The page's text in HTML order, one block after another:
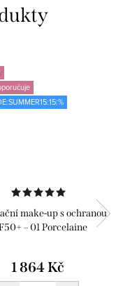
make-up s ochranou
– 01 Porcelaine
1 864 Kč